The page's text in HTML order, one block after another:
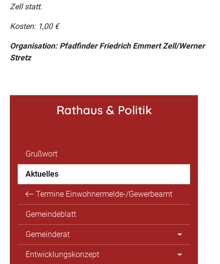
Zell statt.
Kosten: 1,00 €
Organisation: Pfadfinder Friedrich Emmert Zell/Werner
Stretz
Rathaus & Politik
Grußwort
Aktuelles
Termine Einwohnermelde-/Gewerbeamt
Gemeindeblatt
Gemeinderat
Entwicklungskonzept